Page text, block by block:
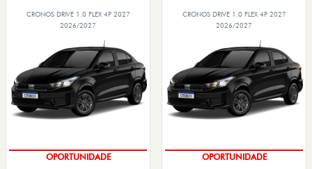
CRONOS DRIVE 1.0 FLEX 4P 2027
2026/2027
OPORTUNIDADE
CRONOS DRIVE 1.0 FLEX 4P 2027
2026/2027
OPORTUNIDADE